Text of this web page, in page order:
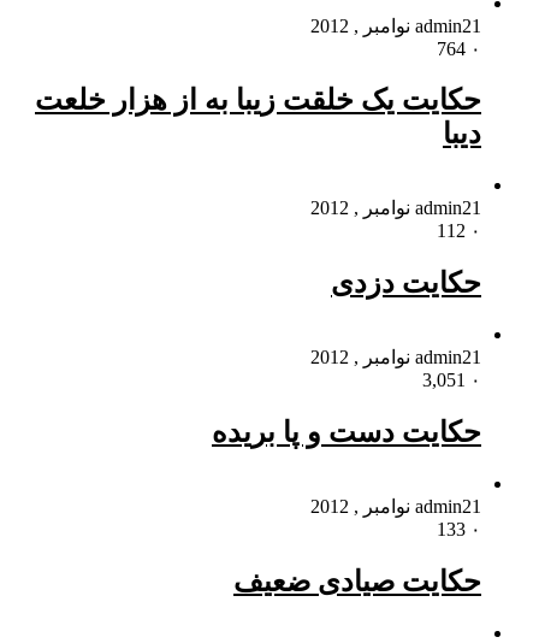
admin21 نوامبر , 2012
۰
حکایت یک خلقت زیبا به از هزار خلعت
دیبا
admin21 نوامبر , 2012
۰
حکایت دزدى
admin21 نوامبر , 2012
۰
حکایت دست و پا بریده
admin21 نوامبر , 2012
۰
حکایت صیادی ضعیف